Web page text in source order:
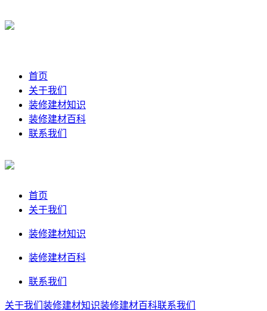
首页
关于我们
装修建材知识
装修建材百科
联系我们
首页
关于我们
装修建材知识
装修建材百科
联系我们
关于我们 装修建材知识装修建材百科联系我们